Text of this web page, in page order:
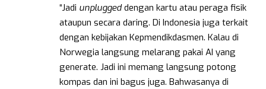
“Jadi unpluggeddengan kartu atau peraga fisik
ataupun secara daring. Di Indonesia juga terkait
dengan kebijakan Kepmendikdasmen. Kalau di
Norwegia langsung melarang pakai AI yang
generate. Jadi ini memang langsung potong
kompas dan ini bagus juga. Bahwasanya di